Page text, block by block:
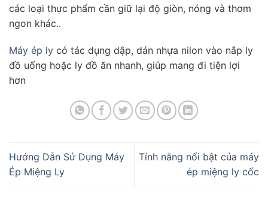
các loại thực phẩm cần giữ lại độ giòn, nóng và thơm
ngon khác..
Máy ép ly có tác dụng dập, dán nhựa nilon vào nắp ly
đồ uống hoặc ly đồ ăn nhanh, giúp mang đi tiện lợi
hơn
Hướng Dẫn Sử Dụng Máy
Ép Miệng Ly
Tính năng nổi bật của máy
ép miệng ly cốc